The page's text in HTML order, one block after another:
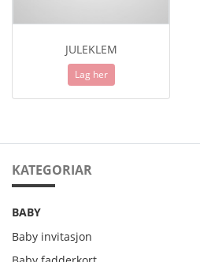
JULEKLEM
Lag her
KATEGORIAR
BABY
Baby invitasjon